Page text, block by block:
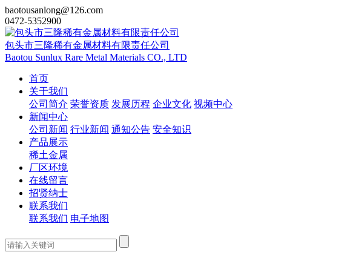
baotousanlong@126.com
0472-5352900
包头市三隆稀有金属材料有限责任公司
Baotou Sunlux Rare Metal Materials CO., LTD
首页
关于我们
公司简介 荣誉资质 发展历程 企业文化 视频中心
新闻中心
公司新闻 行业新闻 通知公告 安全知识
产品展示
稀土金属
厂区环境
在线留言
招贤纳士
联系我们
联系我们 电子地图